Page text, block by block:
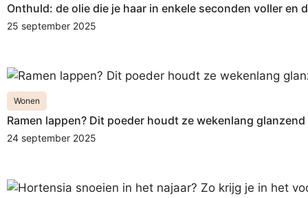
Onthuld: de olie die je haar in enkele seconden voller en
25 september 2025
Wonen
Ramen lappen? Dit poeder houdt ze wekenlang
24 september 2025